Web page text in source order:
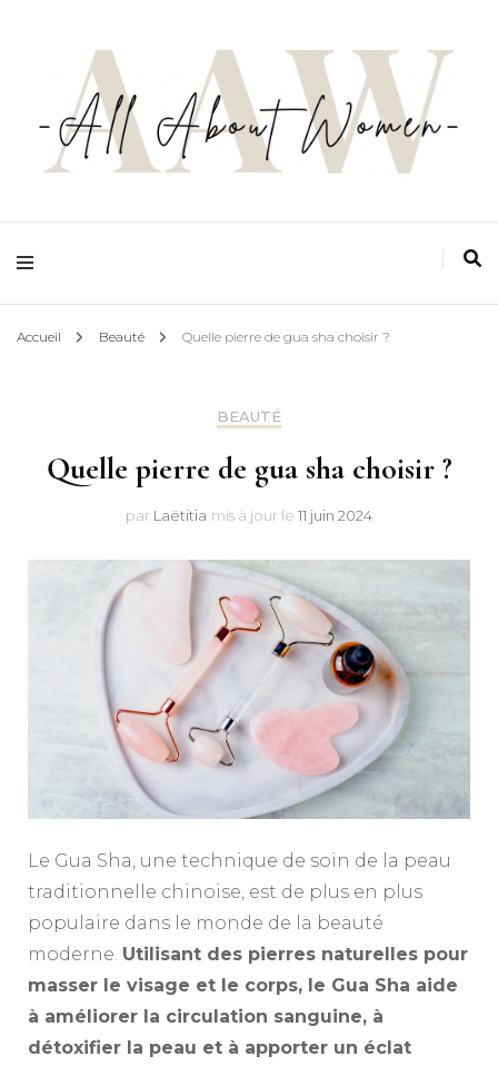
All about women
Accueil Beauté Quelle pierre de gua sha choisir ?
BEAUTÉ
Quelle pierre de gua sha choisir ?
par Laëtitia mis à jour le 11 juin 2024
Le Gua Sha, une technique de soin de la peau
traditionnelle chinoise, est de plus en plus
populaire dans le monde de la beauté
moderne. Utilisant des pierres naturelles pour
masser le visage et le corps, le Gua Sha aide
à améliorer la circulation sanguine, à
détoxifier la peau et à apporter un éclat